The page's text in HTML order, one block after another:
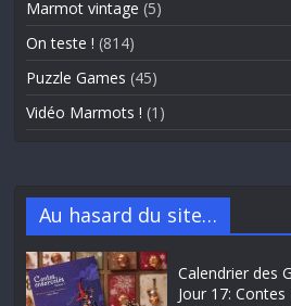
Marmot vintage (5)
On teste ! (814)
Puzzle Games (45)
Vidéo Marmots ! (1)
Au hasard du site…
Calendrier des
Jour 17: Contes